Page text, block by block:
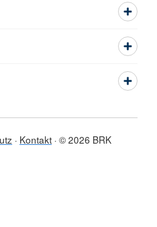
Kontakt © 2026 BRK